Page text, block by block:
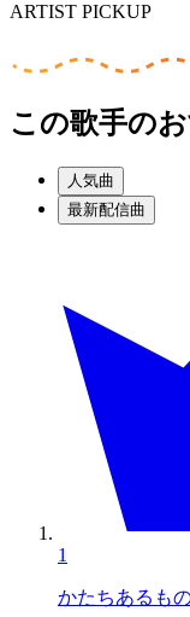
ARTIST PICKUP
この歌手の
人気曲
最新配信曲
1
かたちあるも